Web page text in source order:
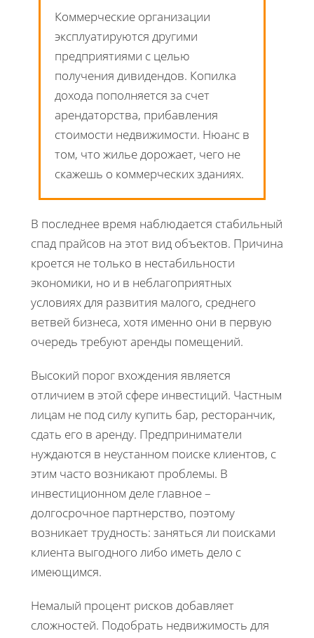
Коммерческие организации
эксплуатируются другими
предприятиями с целью
получения дивидендов. Копилка
дохода пополняется за счет
арендаторства, прибавления
стоимости недвижимости. Нюанс в
том, что жилье дорожает, чего не
скажешь о коммерческих зданиях.
В последнее время наблюдается стабильный
спад прайсов на этот вид объектов. Причина
кроется не только в нестабильности
экономики, но и в неблагоприятных
условиях для развития малого, среднего
ветвей бизнеса, хотя именно они в первую
очередь требуют аренды помещений.
Высокий порог вхождения является
отличием в этой сфере инвестиций. Частным
лицам не под силу купить бар, ресторанчик,
сдать его в аренду. Предприниматели
нуждаются в неустанном поиске клиентов, с
этим часто возникают проблемы. В
инвестиционном деле главное –
долгосрочное партнерство, поэтому
возникает трудность: заняться ли поисками
клиента выгодного либо иметь дело с
имеющимся.
Немалый процент рисков добавляет
сложностей. Подобрать недвижимость для